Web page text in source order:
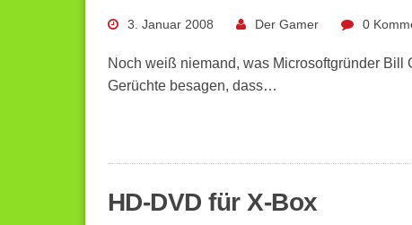
3. Januar 2008 Der Gamer 0
Noch weiß niemand, was Microsoftgründer
Gerüchte besagen, dass…
HD-DVD für X-Box